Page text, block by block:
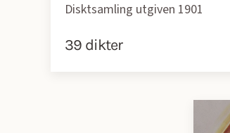
Disktsamling utgiven 1901
39 dikter